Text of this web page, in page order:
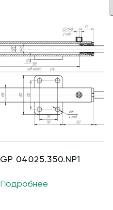
GP 04025.350.NP1
Подробнее